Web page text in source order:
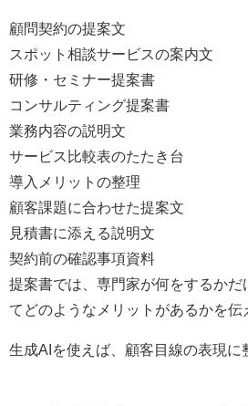
顧問契約の提案文
スポット相談サービスの案内文
研修・セミナー提案書
コンサルティング提案書
業務内容の説明文
サービス比較表のたたき台
導入メリットの整理
顧客課題に合わせた提案文
見積書に添える説明文
契約前の確認事項資料
提案書では、専門家が何をするかだ
てどのようなメリットがあるかを伝
生成AIを使えば、顧客目線の表現に